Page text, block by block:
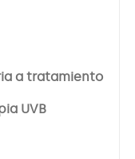
a tratamiento
UVB